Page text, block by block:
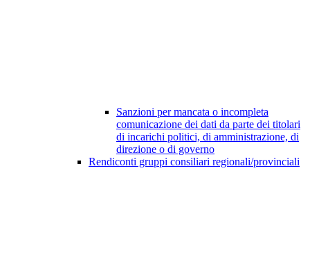
Sanzioni per mancata o incompleta
comunicazione dei dati da parte dei titolari
di incarichi politici, di amministrazione, di
direzione o di governo
Rendiconti gruppi consiliari regionali/provinciali